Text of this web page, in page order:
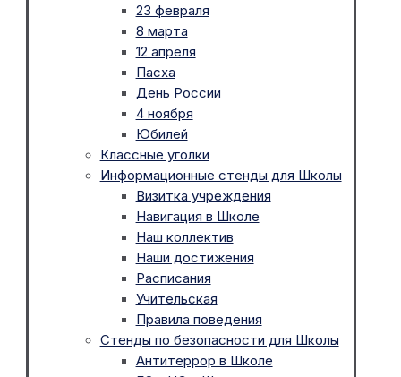
23 февраля
8 марта
12 апреля
Пасха
День России
4 ноября
Юбилей
Классные уголки
Информационные стенды для Школы
Визитка учреждения
Навигация в Школе
Наш коллектив
Наши достижения
Расписания
Учительская
Правила поведения
Стенды по безопасности для Школы
Антитеррор в Школе